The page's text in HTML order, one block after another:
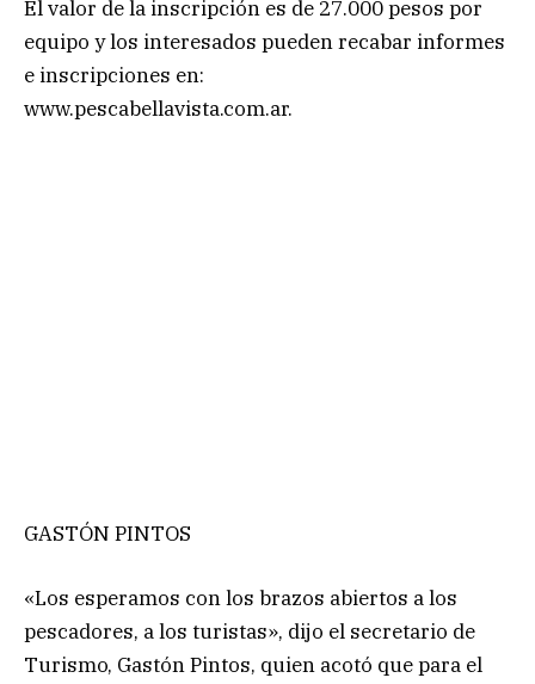
El valor de la inscripción es de 27.000 pesos por
equipo y los interesados pueden recabar informes
e inscripciones en:
www.pescabellavista.com.ar.
GASTÓN PINTOS
«Los esperamos con los brazos abiertos a los
pescadores, a los turistas», dijo el secretario de
Turismo, Gastón Pintos, quien acotó que para el